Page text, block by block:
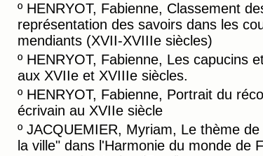
º HENRYOT, Fabienne, Classement
représentation des savoirs dans les
mendiants (XVII-XVIIIe siècles)
º HENRYOT, Fabienne, Les capucins
aux XVIIe et XVIIIe siècles.
º HENRYOT, Fabienne, Portrait du
écrivain au XVIIe siècle
º JACQUEMIER, Myriam, Le thème
la ville" dans l'Harmonie du monde de